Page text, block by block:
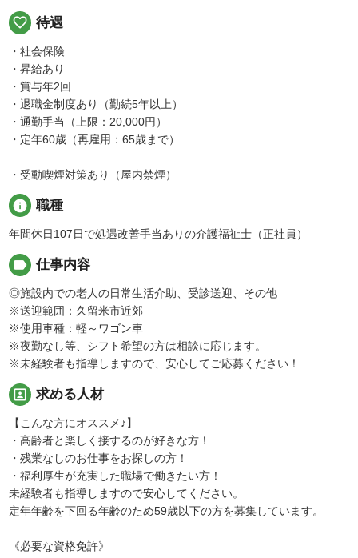
favorite_border 待遇
・社会保険
・昇給あり
・賞与年2回
・退職金制度あり（勤続5年以上）
・通勤手当（上限：20,000円）
・定年60歳（再雇用：65歳まで）
・受動喫煙対策あり（屋内禁煙）
info 職種
年間休日107日で処遇改善手当ありの介護福祉士（正社員）
label 仕事内容
◎施設内での老人の日常生活介助、受診送迎、その他
※送迎範囲：久留米市近郊
※使用車種：軽～ワゴン車
※夜勤なし等、シフト希望の方は相談に応じます。
※未経験者も指導しますので、安心してご応募ください！
portrait 求める人材
【こんな方にオススメ♪】
・高齢者と楽しく接するのが好きな方！
・残業なしのお仕事をお探しの方！
・福利厚生が充実した職場で働きたい方！
未経験者も指導しますので安心してください。
定年年齢を下回る年齢のため59歳以下の方を募集しています。
《必要な資格免許》